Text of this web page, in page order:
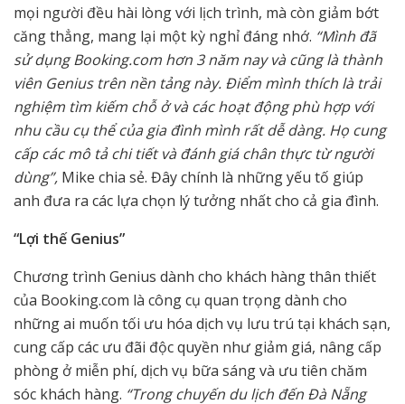
mọi người đều hài lòng với lịch trình, mà còn giảm bớt
căng thẳng, mang lại một kỳ nghỉ đáng nhớ. “Mình đã
sử dụng Booking.com hơn 3 năm nay và cũng là thành
viên Genius trên nền tảng này. Điểm mình thích là trải
nghiệm tìm kiếm chỗ ở và các hoạt động phù hợp với
nhu cầu cụ thể của gia đình mình rất dễ dàng. Họ cung
cấp các mô tả chi tiết và đánh giá chân thực từ người
dùng”, Mike chia sẻ. Đây chính là những yếu tố giúp
anh đưa ra các lựa chọn lý tưởng nhất cho cả gia đình.
“Lợi thế Genius”
Chương trình Genius dành cho khách hàng thân thiết
của Booking.com là công cụ quan trọng dành cho
những ai muốn tối ưu hóa dịch vụ lưu trú tại khách sạn,
cung cấp các ưu đãi độc quyền như giảm giá, nâng cấp
phòng ở miễn phí, dịch vụ bữa sáng và ưu tiên chăm
sóc khách hàng. “Trong chuyến du lịch đến Đà Nẵng